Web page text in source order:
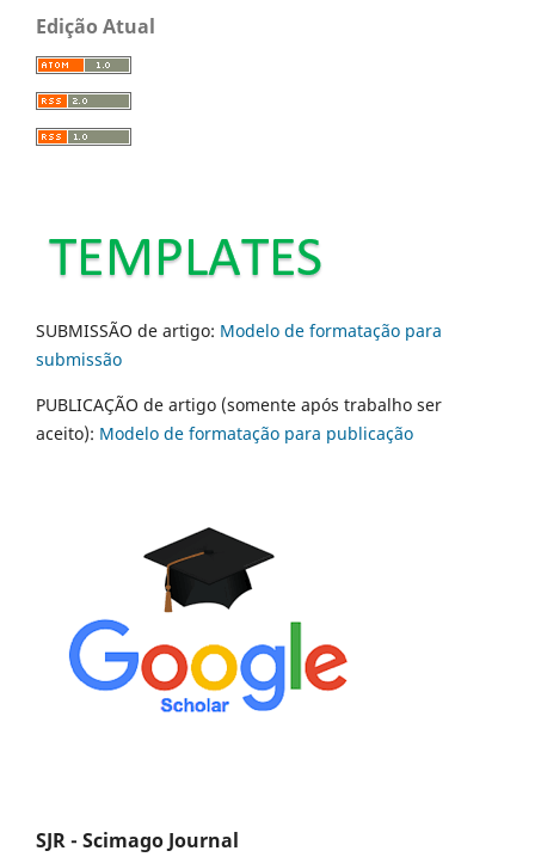
Edição Atual
SUBMISSÃO de artigo: Modelo de formatação para
submissão
PUBLICAÇÃO de artigo (somente após trabalho ser
aceito): Modelo de formatação para publicação
SJR - Scimago Journal